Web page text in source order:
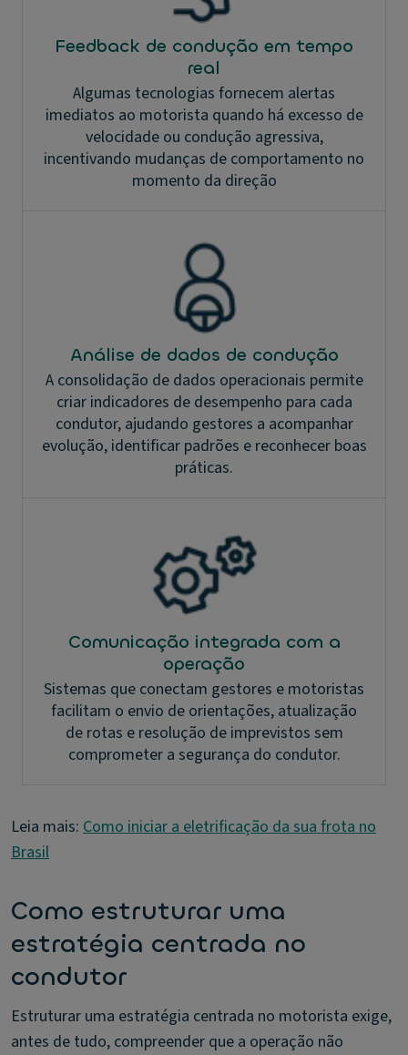
Feedback de condução em tempo
real
Algumas tecnologias fornecem alertas
imediatos ao motorista quando há excesso de
velocidade ou condução agressiva,
incentivando mudanças de comportamento no
momento da direção
Análise de dados de condução
A consolidação de dados operacionais permite
criar indicadores de desempenho para cada
condutor, ajudando gestores a acompanhar
evolução, identificar padrões e reconhecer boas
práticas.
Comunicação integrada com a
operação
Sistemas que conectam gestores e motoristas
facilitam o envio de orientações, atualização
de rotas e resolução de imprevistos sem
comprometer a segurança do condutor.
Leia mais: Como iniciar a eletrificação da sua frota no
Brasil
Como estruturar uma
estratégia centrada no
condutor
Estruturar uma estratégia centrada no motorista exige,
antes de tudo, compreender que a operação não